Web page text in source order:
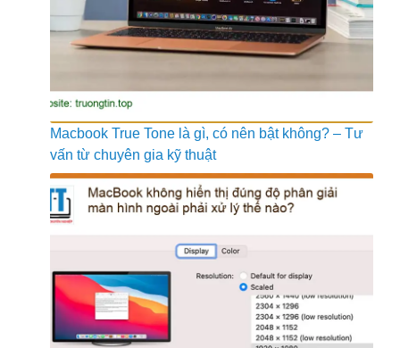
Macbook True Tone là gì, có nên bật không? – Tư
vấn từ chuyên gia kỹ thuật